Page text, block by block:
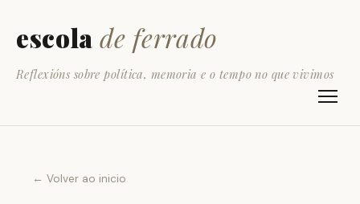
escola de ferrado
Reflexións sobre política, memoria e o tempo no que vivimos
← Volver ao inicio